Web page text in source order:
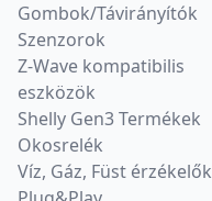
Gombok/Távirányítók
Szenzorok
Z-Wave kompatibilis
eszközök
Shelly Gen3 Termékek
Okosrelék
Víz, Gáz, Füst érzékelők